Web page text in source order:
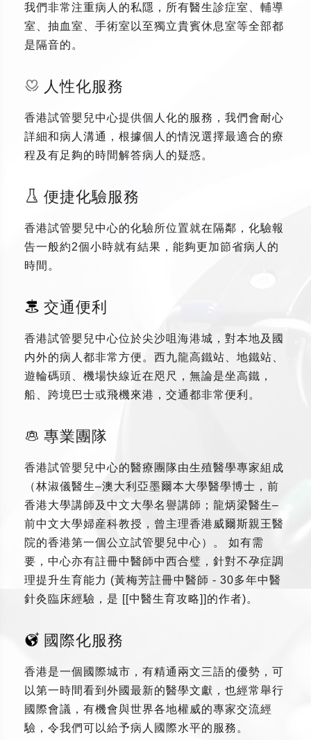
我們非常注重病人的私隱，所有醫生診症室、輔導
室、抽血室、手術室以至獨立貴賓休息室等全部都
是隔音的。
人性化服務
香港試管嬰兒中心提供個人化的服務，我們會耐心
詳細和病人溝通，根據個人的情況選擇最適合的療
程及有足夠的時間解答病人的疑惑。
便捷化驗服務
香港試管嬰兒中心的化驗所位置就在隔鄰，化驗報
告一般約2個小時就有結果，能夠更加節省病人的
時間。
交通便利
香港試管嬰兒中心位於尖沙咀海港城，對本地及國
内外的病人都非常方便。西九龍高鐵站、地鐵站、
遊輪碼頭、機場快線近在咫尺，無論是坐高鐵，
船、跨境巴士或飛機來港，交通都非常便利。
專業團隊
香港試管嬰兒中心的醫療團隊由生殖醫學專家組成
（林淑儀醫生–澳大利亞墨爾本大學醫學博士，前
香港大學講師及中文大學名譽講師；龍炳梁醫生–
前中文大學婦産科教授，曾主理香港威爾斯親王醫
院的香港第一個公立試管嬰兒中心）。 如有需
要，中心亦有註冊中醫師中西合璧，針對不孕症調
理提升生育能力 (黃梅芳註冊中醫師 - 30多年中醫
針灸臨床經驗，是 [[中醫生育攻略]]的作者)。
國際化服務
香港是一個國際城市，有精通兩文三語的優勢，可
以第一時間看到外國最新的醫學文獻，也經常舉行
國際會議，有機會與世界各地權威的專家交流經
驗，令我們可以給予病人國際水平的服務。